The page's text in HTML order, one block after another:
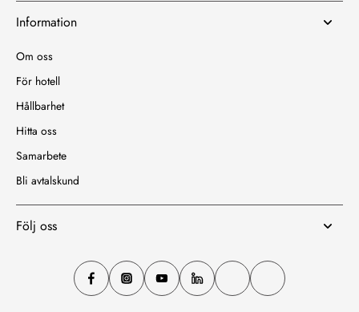
Information
Om oss
För hotell
Hållbarhet
Hitta oss
Samarbete
Bli avtalskund
Följ oss